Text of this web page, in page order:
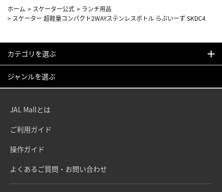
ホーム > スケーター公式 > ランチ用品
> スケーター 超軽量コンパクト2WAYステンレスボトル らぶいーず SKDC4
カテゴリを選ぶ
ジャンルを選ぶ
JAL Mallとは
ご利用ガイド
操作ガイド
よくあるご質問・お問い合わせ